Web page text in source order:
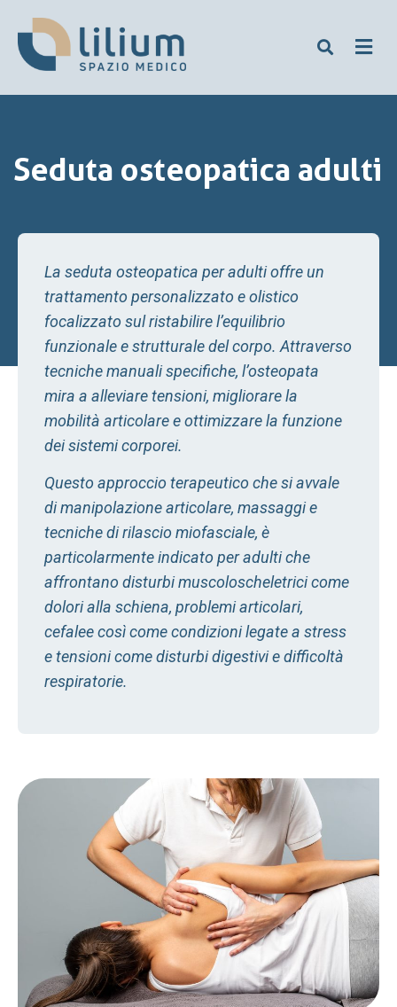
Seduta osteopatica adulti
La seduta osteopatica per adulti offre un
trattamento personalizzato e olistico
focalizzato sul ristabilire l’equilibrio
funzionale e strutturale del corpo. Attraverso
tecniche manuali specifiche, l’osteopata
mira a alleviare tensioni, migliorare la
mobilità articolare e ottimizzare la funzione
dei sistemi corporei.
Questo approccio terapeutico che si avvale
di manipolazione articolare, massaggi e
tecniche di rilascio miofasciale, è
particolarmente indicato per adulti che
affrontano disturbi muscoloscheletrici come
dolori alla schiena, problemi articolari,
cefalee così come condizioni legate a stress
e tensioni come disturbi digestivi e difficoltà
respiratorie.